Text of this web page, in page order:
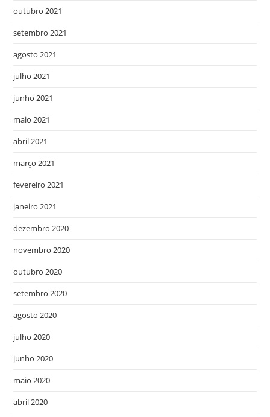
outubro 2021
setembro 2021
agosto 2021
julho 2021
junho 2021
maio 2021
abril 2021
março 2021
fevereiro 2021
janeiro 2021
dezembro 2020
novembro 2020
outubro 2020
setembro 2020
agosto 2020
julho 2020
junho 2020
maio 2020
abril 2020